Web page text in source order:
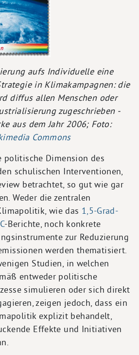
aufs Individuelle eine
in Klimakampagnen: die
diffus allen Menschen oder
zugeschrieben -
aus dem Jahr 2006; Foto:
Commons
politische Dimension des
schulischen Interventionen,
betrachtet, so gut wie gar
Weder die zentralen
wie das 1,5-Grad-
-Berichte, noch konkrete
zur Reduzierung
werden thematisiert.
Studien, in welchen
entweder politische
simulieren oder sich direkt
zeigen jedoch, dass ein
explizit behandelt,
Effekte und Initiativen